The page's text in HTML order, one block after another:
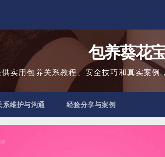
包养葵花
供实用包养关系教程、安全技巧和真实案例
系维护与沟通 经验分享与案例